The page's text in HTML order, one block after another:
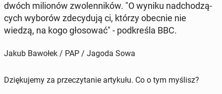
dwóch mi­lio­nów zwo­len­ni­ków. "O wyniku nad­cho­dzą­
cych wyborów zde­cy­du­ją ci, którzy obecnie nie
wiedzą, na kogo gło­so­wać" - pod­kre­śla BBC.
Jakub Bawołek / PAP / Jagoda Sowa
Dziękujemy za przeczytanie artykułu. Co o tym myślisz?